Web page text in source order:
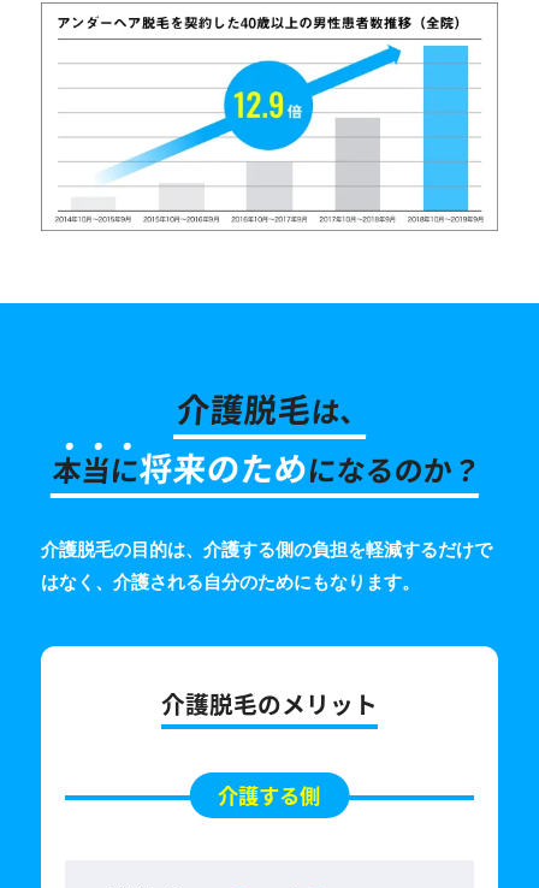
介護脱毛は、
本当に将来のためになるのか？
介護脱毛の目的は、介護する側の負担を軽減するだけで
はなく、 介護される自分のためにもなります。
介護脱毛のメリット
介護する側